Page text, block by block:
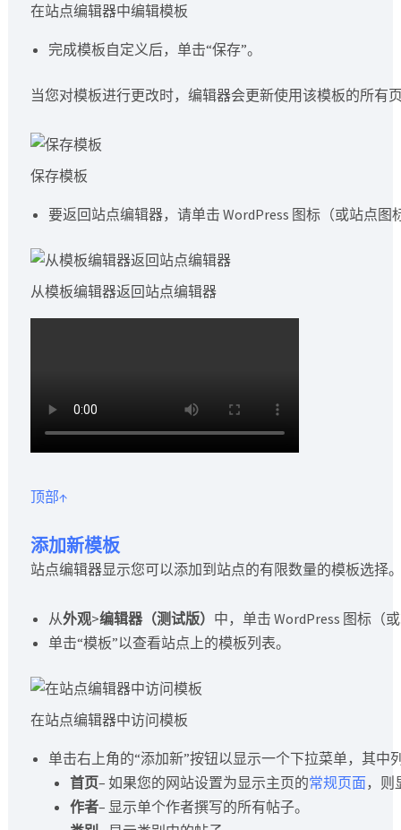
在站点编辑器中编辑模板
完成模板自定义后，单击“保存”。
当您对模板进行更改时，编辑器会更新使用该模板的所有
保存模板
要返回站点编辑器，请单击 WordPress 图标（或站点
从模板编辑器返回站点编辑器
顶部↑
添加新模板
站点编辑器显示您可以添加到站点的有限数量的模板选择
从外观>编辑器（测试版） 中，单击 WordPress 图标（
单击“模板”以查看站点上的模板列表。
在站点编辑器中访问模板
单击右上角的“添加新”按钮以显示一个下拉菜单，其中
首页– 如果您的网站设置为显示主页的常规页面，则
作者– 显示单个作者撰写的所有帖子。